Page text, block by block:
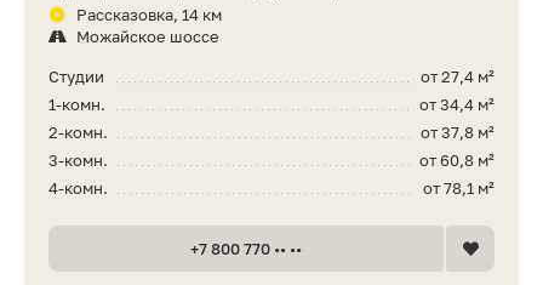
Рассказовка, 14 км
Можайское шоссе
от 27,4 м²
Студии
от 34,4 м²
1-комн.
от 37,8 м²
2-комн.
от 60,8 м²
3-комн.
от 78,1 м²
4-комн.
+7 800 770 •• ••